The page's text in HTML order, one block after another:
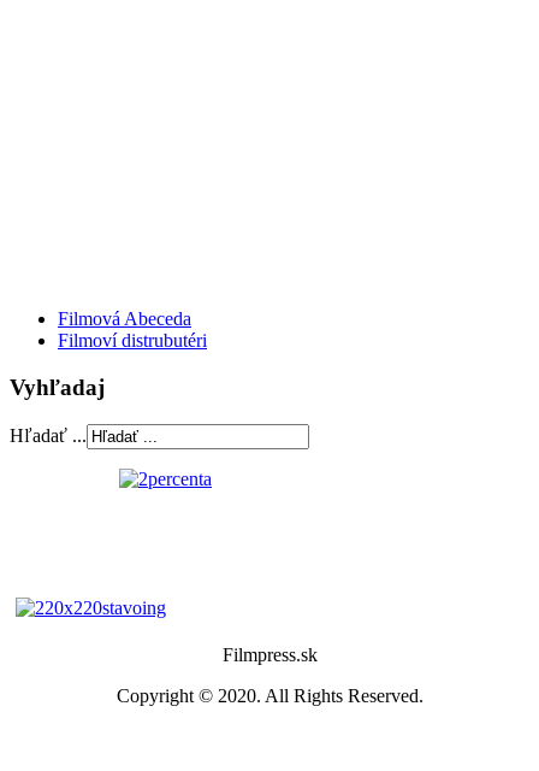
Filmová Abeceda
Filmoví distrubutéri
Vyhľadaj
Hľadať ...
Filmpress.sk
Copyright © 2020. All Rights Reserved.